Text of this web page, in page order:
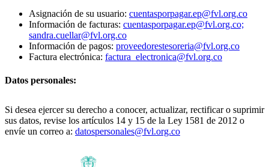
Asignación de su usuario: cuentasporpagar.ep@fvl.org.co
Información de facturas: cuentasporpagar.ep@fvl.org.co;
sandra.cuellar@fvl.org.co
Información de pagos: proveedorestesoreria@fvl.org.co
Factura electrónica: factura_electronica@fvl.org.co
Datos personales:
Si desea ejercer su derecho a conocer, actualizar, rectificar o suprimir
sus datos, revise los artículos 14 y 15 de la Ley 1581 de 2012 o
envíe un correo a: datospersonales@fvl.org.co